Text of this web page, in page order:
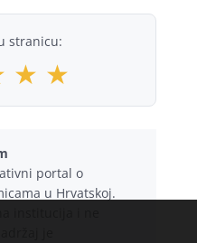
stranicu:
★ ★
portal o
u Hrvatskoj.
institucija i ne
je